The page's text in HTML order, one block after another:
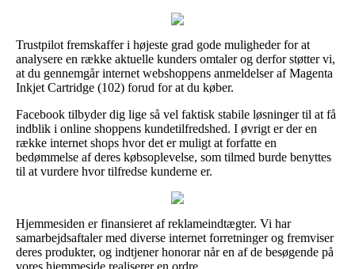
Trustpilot fremskaffer i højeste grad gode muligheder for at
analysere en række aktuelle kunders omtaler og derfor støtter vi,
at du gennemgår internet webshoppens anmeldelser af Magenta
Inkjet Cartridge (102) forud for at du køber.
Facebook tilbyder dig lige så vel faktisk stabile løsninger til at få
indblik i online shoppens kundetilfredshed. I øvrigt er der en
række internet shops hvor det er muligt at forfatte en
bedømmelse af deres købsoplevelse, som tilmed burde benyttes
til at vurdere hvor tilfredse kunderne er.
Hjemmesiden er finansieret af reklameindtægter. Vi har
samarbejdsaftaler med diverse internet forretninger og fremviser
deres produkter, og indtjener honorar når en af de besøgende på
vores hjemmeside realiserer en ordre.